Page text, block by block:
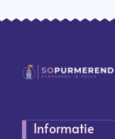
Informatie